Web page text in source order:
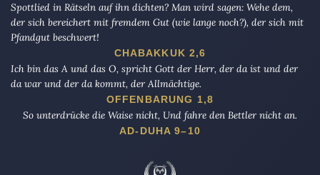
Spottlied in Rätseln auf ihn dichten? Man wird sagen: Wehe dem,
der sich bereichert mit fremdem Gut (wie lange noch?), der sich mit
Pfandgut beschwert!
CHABAKKUK 2,6
Ich bin das A und das O, spricht Gott der Herr, der da ist und der
da war und der da kommt, der Allmächtige.
OFFENBARUNG 1,8
So unterdrücke die Waise nicht, Und fahre den Bettler nicht an.
AD-DUHA 9–10